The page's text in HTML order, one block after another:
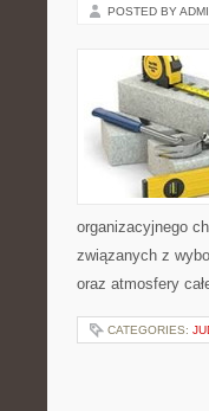
POSTED BY
organizacyjnego
związanych z
oraz atmosfery
CATEGORIES: